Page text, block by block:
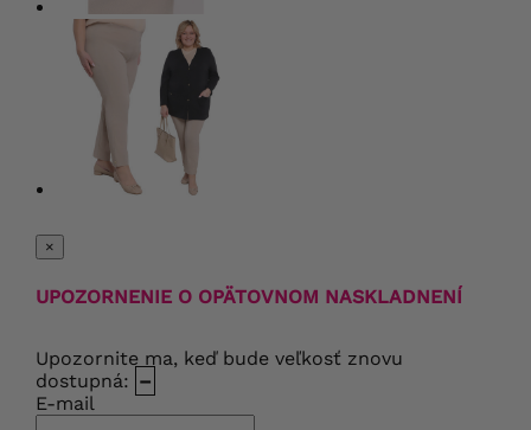
×
UPOZORNENIE O OPÄTOVNOM NASKLADNENÍ
Upozornite ma, keď bude veľkosť znovu
dostupná: –
E-mail